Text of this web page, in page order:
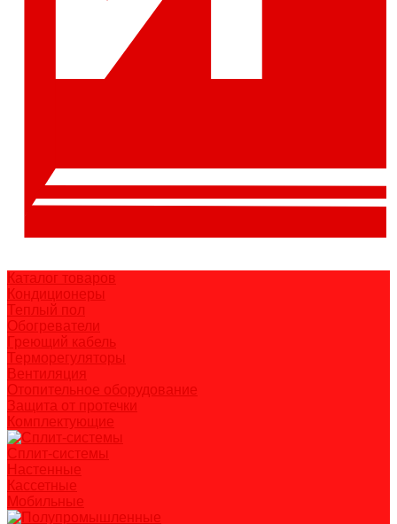
Каталог товаров
Кондиционеры
Теплый пол
Обогреватели
Греющий кабель
Терморегуляторы
Вентиляция
Отопительное оборудование
Защита от протечки
Комплектующие
Сплит-системы
Настенные
Кассетные
Мобильные